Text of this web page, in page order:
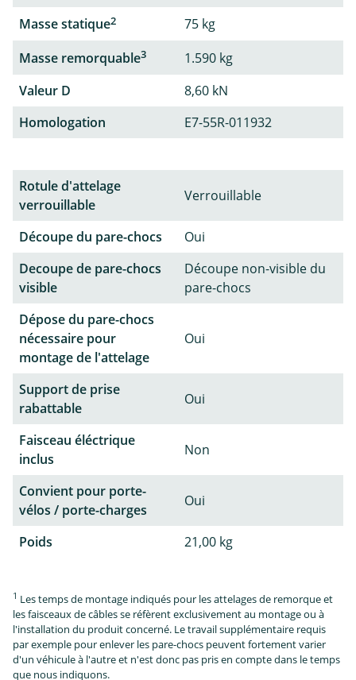
Masse statique2
75 kg
Masse remorquable3
1.590 kg
Valeur D
8,60 kN
Homologation
E7-55R-011932
Rotule d'attelage
verrouillable
Verrouillable
Découpe du pare-chocs
Oui
Decoupe de pare-chocs
visible
Découpe non-visible du
pare-chocs
Dépose du pare-chocs
nécessaire pour
montage de l'attelage
Oui
Support de prise
rabattable
Oui
Faisceau éléctrique
inclus
Non
Convient pour porte-
vélos / porte-charges
Oui
Poids 21,00 kg
1 Les temps de montage indiqués pour les attelages de remorque et
les faisceaux de câbles se réfèrent exclusivement au montage ou à
l'installation du produit concerné. Le travail supplémentaire requis
par exemple pour enlever les pare-chocs peuvent fortement varier
d'un véhicule à l'autre et n'est donc pas pris en compte dans le temps
que nous indiquons.